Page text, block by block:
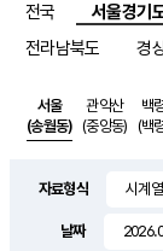
전국 서울경기
전라남북도
경
서울
(송월동)
관악산
(중앙동)
백
(백
자료형식
날짜